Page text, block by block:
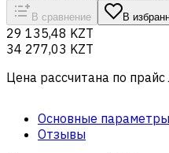
В сравнение В
29 135,48 KZT
34 277,03 KZT
Цена рассчитана по прайс
Основные параметры
Отзывы